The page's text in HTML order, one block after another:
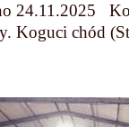
24.11.2025
Koguci chód